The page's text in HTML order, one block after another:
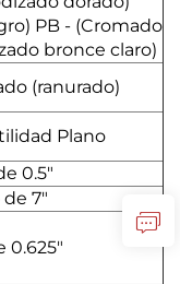
PB - (Cromado
bronce claro)
(ranurado)
Plano
0.5"
7"
0.625"